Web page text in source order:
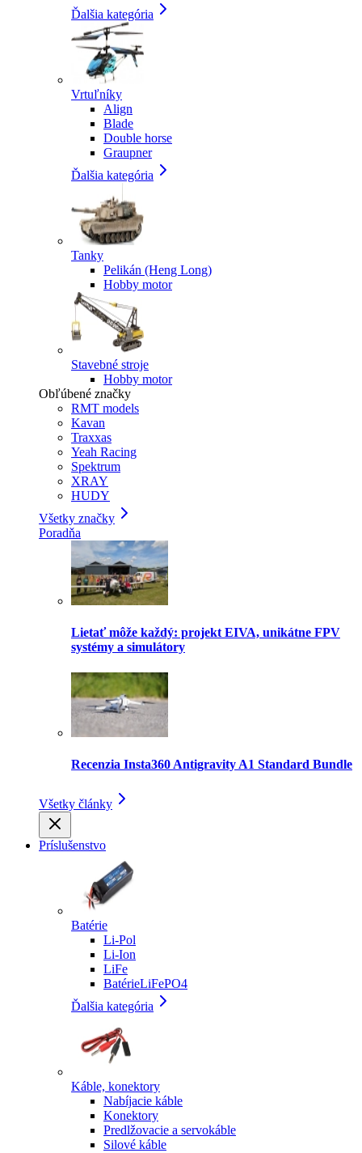
Ďalšia kategória
Vrtuľníky
Align
Blade
Double horse
Graupner
Ďalšia kategória
Tanky
Pelikán (Heng Long)
Hobby motor
Stavebné stroje
Hobby motor
Obľúbené značky
RMT models
Kavan
Traxxas
Yeah Racing
Spektrum
XRAY
HUDY
Všetky značky
Poradňa
Lietať môže každý: projekt EIVA, unikátne FPV
systémy a simulátory
Recenzia Insta360 Antigravity A1 Standard Bundle
Všetky články
Príslušenstvo
Batérie
Li-Pol
Li-Ion
LiFe
BatérieLiFePO4
Ďalšia kategória
Káble, konektory
Nabíjacie káble
Konektory
Predlžovacie a servokáble
Silové káble